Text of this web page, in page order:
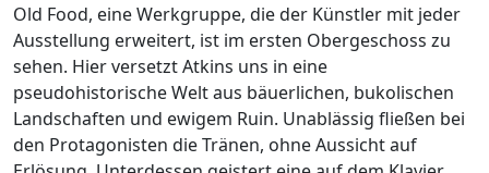
Old Food, eine Werkgruppe, die der Künstler mit jeder
Ausstellung erweitert, ist im ersten Obergeschoss zu
sehen. Hier versetzt Atkins uns in eine
pseudohistorische Welt aus bäuerlichen, bukolischen
Landschaften und ewigem Ruin. Unablässig fließen bei
den Protagonisten die Tränen, ohne Aussicht auf